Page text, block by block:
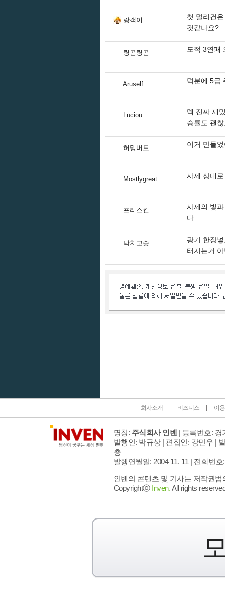
랑객이
첫 멀리건
것같나요?
링곤링곤 도적 3연패
Aruself 덕분에 5급
Luciou
덱 진짜 재
승률도 괜
허밍버드 이거 만들
Mostlygreat 사제 상대
프리스킨
사제의 빛
다...
닥치고슛
광기 한장
터지는거
회사소개 비즈니스 이
명칭: 주식회사 인벤 | 등록번호: 경
발행인: 박규상 | 편집인: 강민우 |
층
발행연월일: 2004 11. 11 | 전화번호
인벤의 콘텐츠 및 기사는 저작권
Copyrightⓒ Inven.All rights